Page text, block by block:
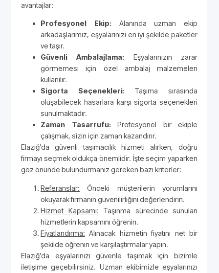
avantajlar:
Profesyonel Ekip: Alanında uzman ekip
arkadaşlarımız, eşyalarınızı en iyi şekilde paketler
ve taşır.
Güvenli Ambalajlama: Eşyalarınızın zarar
görmemesi için özel ambalaj malzemeleri
kullanılır.
Sigorta Seçenekleri: Taşıma sırasında
oluşabilecek hasarlara karşı sigorta seçenekleri
sunulmaktadır.
Zaman Tasarrufu: Profesyonel bir ekiple
çalışmak, sizin için zaman kazandırır.
Elazığ’da güvenli taşımacılık hizmeti alırken, doğru
firmayı seçmek oldukça önemlidir. İşte seçim yaparken
göz önünde bulundurmanız gereken bazı kriterler:
Referanslar: Önceki müşterilerin yorumlarını
okuyarak firmanın güvenilirliğini değerlendirin.
Hizmet Kapsamı: Taşınma sürecinde sunulan
hizmetlerin kapsamını öğrenin.
Fiyatlandırma: Alınacak hizmetin fiyatını net bir
şekilde öğrenin ve karşılaştırmalar yapın.
Elazığ’da eşyalarınızı güvenle taşımak için bizimle
iletişime geçebilirsiniz. Uzman ekibimizle eşyalarınızı